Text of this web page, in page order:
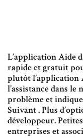
L’application Aide
rapide et gratuit
plutôt l’application
l’assistance dans
problème et
Suivant . Plus
développeur.
entreprises et